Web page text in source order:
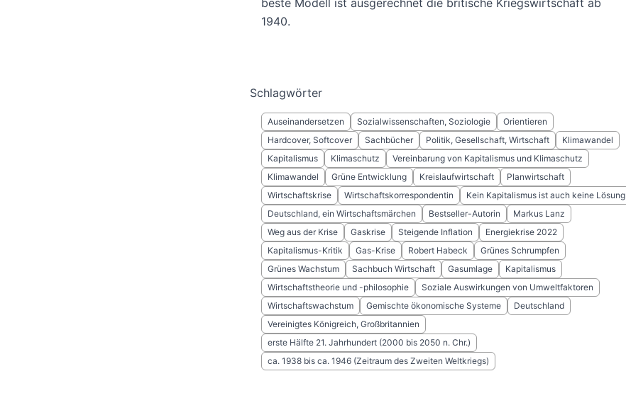
beste Modell ist ausgerechnet die britische Kriegswirtschaft ab
1940.
Schlagwörter
Auseinandersetzen Sozialwissenschaften, Soziologie
Orientieren
Hardcover, Softcover
Sachbücher Politik, Gesellschaft, Wirtschaft
Klimawandel
Kapitalismus
Klimaschutz
Vereinbarung von Kapitalismus und Klimaschutz
Klimawandel
Grüne Entwicklung Kreislaufwirtschaft
Planwirtschaft
Wirtschaftskrise
Wirtschaftskorrespondentin
Kein Kapitalismus ist auch keine Lösung
Deutschland, ein Wirtschaftsmärchen
Bestseller-Autorin
Markus Lanz
Weg aus der Krise
Gaskrise Steigende Inflation
Energiekrise 2022
Kapitalismus-Kritik
Gas-Krise Robert Habeck
Grünes Schrumpfen
Grünes Wachstum
Sachbuch Wirtschaft Gasumlage
Kapitalismus
Wirtschaftstheorie und -philosophie
Soziale Auswirkungen von Umweltfaktoren
Wirtschaftswachstum
Gemischte ökonomische Systeme
Deutschland
Vereinigtes Königreich, Großbritannien
erste Hälfte 21. Jahrhundert (2000 bis 2050 n. Chr.)
ca. 1938 bis ca. 1946 (Zeitraum des Zweiten Weltkriegs)